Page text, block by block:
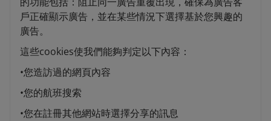
戶正確顯示廣告，並在某些情況下選擇基於您興趣的
廣告。
這些cookies使我們能夠判定以下內容：
•您造訪過的網頁內容
•您的航班搜索
•您在註冊其他網站時選擇分享的訊息